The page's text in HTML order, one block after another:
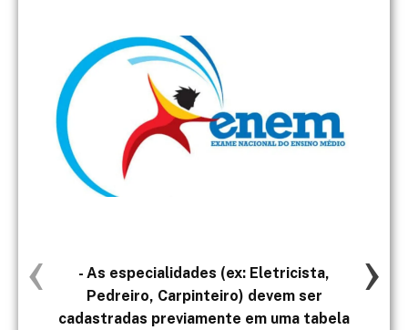
- As especialidades (ex: Eletricista,
Pedreiro, Carpinteiro) devem ser
cadastradas previamente em uma tabela
‹ ›